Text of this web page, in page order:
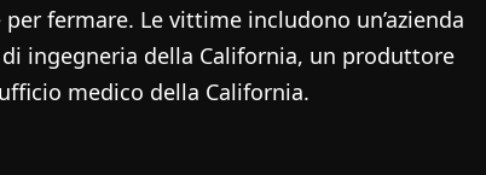
fermare. Le vittime includono un’azienda
ingegneria della California, un produttore
medico della California.